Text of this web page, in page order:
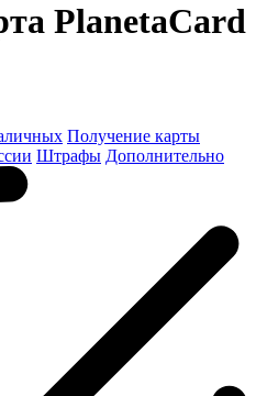
PlanetaCard
Получение карты
Штрафы Дополнительно